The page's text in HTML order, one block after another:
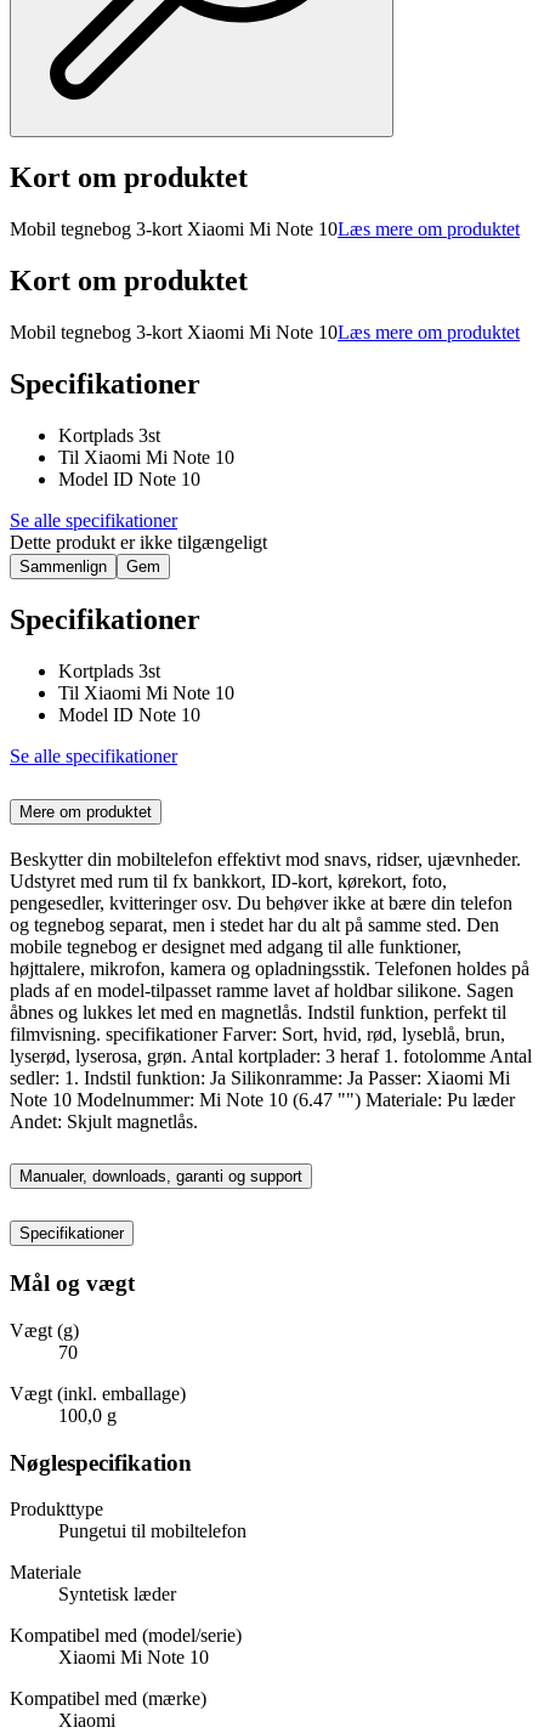
Kort om produktet
Mobil tegnebog 3-kort Xiaomi Mi Note 10Læs mere om produktet
Kort om produktet
Mobil tegnebog 3-kort Xiaomi Mi Note 10Læs mere om produktet
Specifikationer
Kortplads 3st
Til Xiaomi Mi Note 10
Model ID Note 10
Se alle specifikationer
Dette produkt er ikke tilgængeligt
Sammenlign Gem
Specifikationer
Kortplads 3st
Til Xiaomi Mi Note 10
Model ID Note 10
Se alle specifikationer
Mere om produktet
Beskytter din mobiltelefon effektivt mod snavs, ridser, ujævnheder.
Udstyret med rum til fx bankkort, ID-kort, kørekort, foto,
pengesedler, kvitteringer osv. Du behøver ikke at bære din telefon
og tegnebog separat, men i stedet har du alt på samme sted. Den
mobile tegnebog er designet med adgang til alle funktioner,
højttalere, mikrofon, kamera og opladningsstik. Telefonen holdes på
plads af en model-tilpasset ramme lavet af holdbar silikone. Sagen
åbnes og lukkes let med en magnetlås. Indstil funktion, perfekt til
filmvisning. specifikationer Farver: Sort, hvid, rød, lyseblå, brun,
lyserød, lyserosa, grøn. Antal kortplader: 3 heraf 1. fotolomme Antal
sedler: 1. Indstil funktion: Ja Silikonramme: Ja Passer: Xiaomi Mi
Note 10 Modelnummer: Mi Note 10 (6.47 "") Materiale: Pu læder
Andet: Skjult magnetlås.
Manualer, downloads, garanti og support
Specifikationer
Mål og vægt
Vægt (g)
70
Vægt (inkl. emballage)
100,0 g
Nøglespecifikation
Produkttype
Pungetui til mobiltelefon
Materiale
Syntetisk læder
Kompatibel med (model/serie)
Xiaomi Mi Note 10
Kompatibel med (mærke)
Xiaomi